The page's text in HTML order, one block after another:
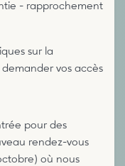
- rapprochement
sur la
vos accès
pour des
rendez-vous
où nous